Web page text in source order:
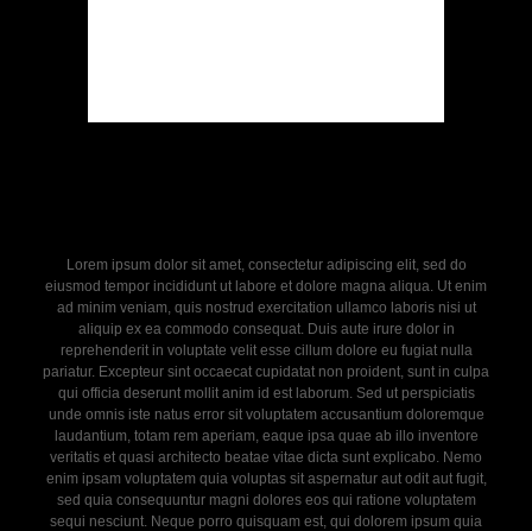
Lorem ipsum dolor sit amet, consectetur adipiscing elit, sed do
eiusmod tempor incididunt ut labore et dolore magna aliqua. Ut enim
ad minim veniam, quis nostrud exercitation ullamco laboris nisi ut
aliquip ex ea commodo consequat. Duis aute irure dolor in
reprehenderit in voluptate velit esse cillum dolore eu fugiat nulla
pariatur. Excepteur sint occaecat cupidatat non proident, sunt in culpa
qui officia deserunt mollit anim id est laborum. Sed ut perspiciatis
unde omnis iste natus error sit voluptatem accusantium doloremque
laudantium, totam rem aperiam, eaque ipsa quae ab illo inventore
veritatis et quasi architecto beatae vitae dicta sunt explicabo. Nemo
enim ipsam voluptatem quia voluptas sit aspernatur aut odit aut fugit,
sed quia consequuntur magni dolores eos qui ratione voluptatem
sequi nesciunt. Neque porro quisquam est, qui dolorem ipsum quia